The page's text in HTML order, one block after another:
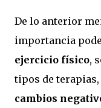
De lo anterior
importancia
ejercicio físico,
tipos de
cambios